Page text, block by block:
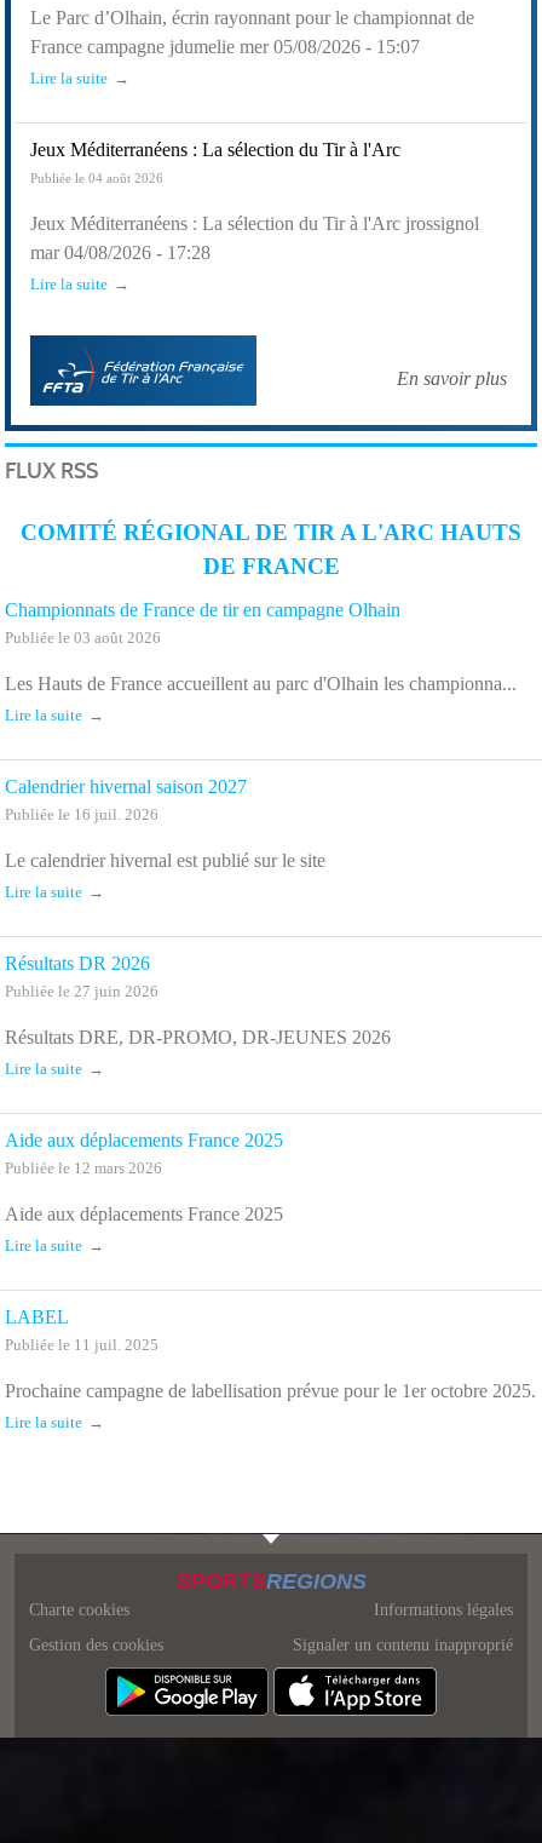
Le Parc d’Olhain, écrin rayonnant pour le championnat de
France campagne jdumelie mer 05/08/2026 - 15:07
Lire la suite
Jeux Méditerranéens : La sélection du Tir à l'Arc
Publiée le 04 août 2026
Jeux Méditerranéens : La sélection du Tir à l'Arc jrossignol
mar 04/08/2026 - 17:28
Lire la suite
En savoir plus
FLUX RSS
COMITÉ RÉGIONAL DE TIR A L'ARC HAUTS
DE FRANCE
Championnats de France de tir en campagne Olhain
Publiée le 03 août 2026
Les Hauts de France accueillent au parc d'Olhain les championna...
Lire la suite
Calendrier hivernal saison 2027
Publiée le 16 juil. 2026
Le calendrier hivernal est publié sur le site
Lire la suite
Résultats DR 2026
Publiée le 27 juin 2026
Résultats DRE, DR-PROMO, DR-JEUNES 2026
Lire la suite
Aide aux déplacements France 2025
Publiée le 12 mars 2026
Aide aux déplacements France 2025
Lire la suite
LABEL
Publiée le 11 juil. 2025
Prochaine campagne de labellisation prévue pour le 1er octobre 2025.
Lire la suite
SPORTSREGIONS
Charte cookies
Gestion des cookies
Informations légales
Signaler un contenu inapproprié